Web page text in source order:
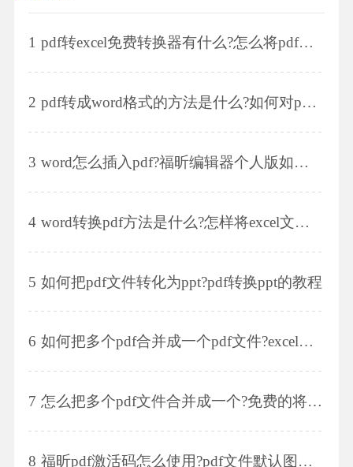
1 pdf转excel免费转换器有什么?怎么将pdf转为Excel?
2 pdf转成word格式的方法是什么?如何对pdf文件的页面进行裁剪?
3 word怎么插入pdf?福昕编辑器个人版如何使用?
4 word转换pdf方法是什么?怎样将excel文件转换成pdf格式?
5 如何把pdf文件转化为ppt?pdf转换ppt的教程
6 如何把多个pdf合并成一个pdf文件?excel文件怎么转换成pdf格式?
7 怎么把多个pdf文件合并成一个?免费的将pdf文件合并的方法有什么?
8 福昕pdf激活码怎么使用?pdf文件默认图标怎么修改?